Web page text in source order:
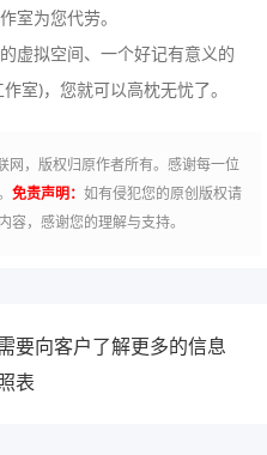
室为您代劳。
拟空间、一个好记有意义的
室)，您就可以高枕无忧了。
网，版权归原作者所有。感谢每一位
免责声明： 如有侵犯您的原创版权请
，感谢您的理解与支持。
要向客户了解更多的信息
表